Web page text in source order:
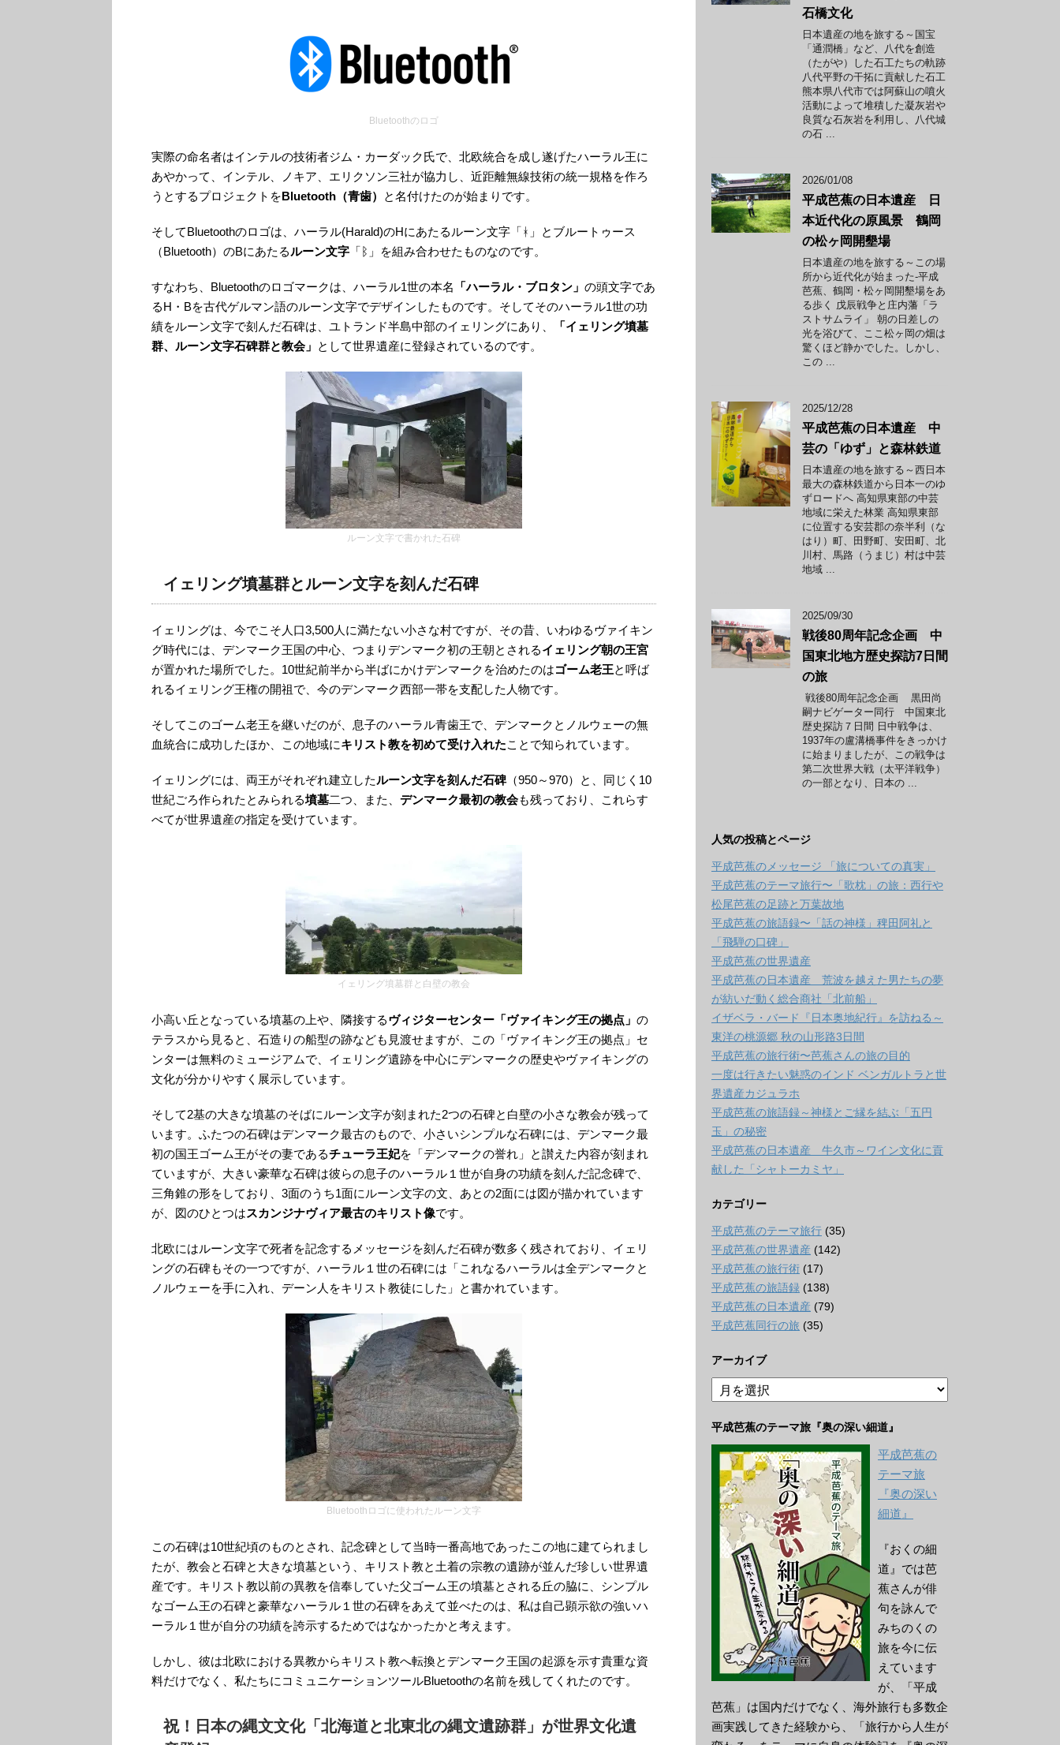
Bluetoothのロゴ
実際の命名者はインテルの技術者ジム・カーダック氏で、北欧統合を成し遂げたハーラル王に
あやかって、インテル、ノキア、エリクソン三社が協力し、近距離無線技術の統一規格を作ろ
うとするプロジェクトをBluetooth（青歯） と名付けたのが始まりです。
そしてBluetoothのロゴは、ハーラル(Harald)のHにあたるルーン文字「ᚼ」とブルートゥース
（Bluetooth）のBにあたるルーン文字 「ᛒ」を組み合わせたものなのです。
すなわち、Bluetoothのロゴマークは、ハーラル1世の本名 「ハーラル・ブロタン」 の頭文字であ
るH・Bを古代ゲルマン語のルーン文字でデザインしたものです。そしてそのハーラル1世の功
績をルーン文字で刻んだ石碑は、ユトランド半島中部のイェリングにあり、
「イェリング墳墓
群、ルーン文字石碑群と教会」 として世界遺産に登録されているのです。
ルーン文字で書かれた石碑
イェリング墳墓群とルーン文字を刻んだ石碑
イェリングは、今でこそ人口3,500人に満たない小さな村ですが、その昔、いわゆるヴァイキン
グ時代には、デンマーク王国の中心、つまりデンマーク初の王朝とされるイェリング朝の王宮
が置かれた場所でした。10世紀前半から半ばにかけデンマークを治めたのはゴーム老王と呼ば
れるイェリング王権の開祖で、今のデンマーク西部一帯を支配した人物です。
そしてこのゴーム老王を継いだのが、息子のハーラル青歯王で、デンマークとノルウェーの無
血統合に成功したほか、この地域にキリスト教を初めて受け入れたことで知られています。
イェリングには、両王がそれぞれ建立したルーン文字を刻んだ石碑（950～970）と、同じく10
世紀ごろ作られたとみられる墳墓二つ、また、 デンマーク最初の教会も残っており、これらす
べてが世界遺産の指定を受けています。
イェリング墳墓群と白壁の教会
小高い丘となっている墳墓の上や、隣接するヴィジターセンター「ヴァイキング王の拠点」 の
テラスから見ると、石造りの船型の跡なども見渡せますが、この「ヴァイキング王の拠点」セ
ンターは無料のミュージアムで、イェリング遺跡を中心にデンマークの歴史やヴァイキングの
文化が分かりやすく展示しています。
そして2基の大きな墳墓のそばにルーン文字が刻まれた2つの石碑と白壁の小さな教会が残って
います。ふたつの石碑はデンマーク最古のもので、小さいシンプルな石碑には、デンマーク最
初の国王ゴーム王がその妻であるチューラ王妃を「デンマークの誉れ」と讃えた内容が刻まれ
ていますが、大きい豪華な石碑は彼らの息子のハーラル１世が自身の功績を刻んだ記念碑で、
三角錐の形をしており、3面のうち1面にルーン文字の文、あとの2面には図が描かれています
が、図のひとつはスカンジナヴィア最古のキリスト像です。
北欧にはルーン文字で死者を記念するメッセージを刻んだ石碑が数多く残されており、イェリ
ングの石碑もその一つですが、ハーラル１世の石碑には「これなるハーラルは全デンマークと
ノルウェーを手に入れ、デーン人をキリスト教徒にした」と書かれています。
Bluetoothロゴに使われたルーン文字
この石碑は10世紀頃のものとされ、記念碑として当時一番高地であったこの地に建てられまし
たが、教会と石碑と大きな墳墓という、キリスト教と土着の宗教の遺跡が並んだ珍しい世界遺
産です。キリスト教以前の異教を信奉していた父ゴーム王の墳墓とされる丘の脇に、シンプル
なゴーム王の石碑と豪華なハーラル１世の石碑をあえて並べたのは、私は自己顕示欲の強いハ
ーラル１世が自分の功績を誇示するためではなかったかと考えます。
しかし、彼は北欧における異教からキリスト教へ転換とデンマーク王国の起源を示す貴重な資
料だけでなく、私たちにコミュニケーションツールBluetoothの名前を残してくれたのです。
祝！日本の縄文文化「北海道と北東北の縄文遺跡群」が世界文化遺
石橋文化
日本遺産の地を旅する～国宝
「通潤橋」など、八代を創造
（たがや）した石工たちの軌跡
八代平野の干拓に貢献した石工
熊本県八代市では阿蘇山の噴火
活動によって堆積した凝灰岩や
良質な石灰岩を利用し、八代城
の石 ...
2026/01/08
平成芭蕉の日本遺産 日
本近代化の原風景 鶴岡
の松ヶ岡開墾場
日本遺産の地を旅する～この場
所から近代化が始まった-平成
芭蕉、鶴岡・松ヶ岡開墾場をあ
る歩く 戊辰戦争と庄内藩「ラ
ストサムライ」 朝の日差しの
光を浴びて、ここ松ヶ岡の畑は
驚くほど静かでした。しかし、
この ...
2025/12/28
平成芭蕉の日本遺産 中
芸の「ゆず」と森林鉄道
日本遺産の地を旅する～西日本
最大の森林鉄道から日本一のゆ
ずロードへ 高知県東部の中芸
地域に栄えた林業 高知県東部
に位置する安芸郡の奈半利（な
はり）町、田野町、安田町、北
川村、馬路（うまじ）村は中芸
地域 ...
2025/09/30
戦後80周年記念企画 中
国東北地方歴史探訪7日間
の旅
戦後80周年記念企画 黒田尚
嗣ナビゲーター同行 中国東北
歴史探訪７日間 日中戦争は、
1937年の盧溝橋事件をきっかけ
に始まりましたが、この戦争は
第二次世界大戦（太平洋戦争）
の一部となり、日本の ...
人気の投稿とページ
平成芭蕉のメッセージ 「旅についての真実」
平成芭蕉のテーマ旅行〜「歌枕」の旅：西行や
松尾芭蕉の足跡と万葉故地
平成芭蕉の旅語録〜「話の神様」稗田阿礼と
「飛騨の口碑」
平成芭蕉の世界遺産
平成芭蕉の日本遺産 荒波を越えた男たちの夢
が紡いだ動く総合商社「北前船」
イザベラ・バード『日本奥地紀行』を訪ねる～
東洋の桃源郷 秋の山形路3日間
平成芭蕉の旅行術〜芭蕉さんの旅の目的
一度は行きたい魅惑のインド ベンガルトラと世
界遺産カジュラホ
平成芭蕉の旅語録～神様とご縁を結ぶ「五円
玉」の秘密
平成芭蕉の日本遺産 牛久市～ワイン文化に貢
献した「シャトーカミヤ」
カテゴリー
平成芭蕉のテーマ旅行 (35)
平成芭蕉の世界遺産 (142)
平成芭蕉の旅行術 (17)
平成芭蕉の旅語録 (138)
平成芭蕉の日本遺産 (79)
平成芭蕉同行の旅 (35)
アーカイブ
ア
ー
イ
ブ
平成芭蕉のテーマ旅『奥の深い細道』
平成芭蕉の
テーマ旅
『奥の深い
細道』
『おくの細
道』では芭
蕉さんが俳
句を詠んで
みちのくの
旅を今に伝
えています
が、「平成
芭蕉」は国内だけでなく、海外旅行も多数企
画実践してきた経験から、「旅行から人生が